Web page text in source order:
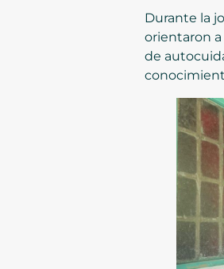
Durante la
orientaron
de